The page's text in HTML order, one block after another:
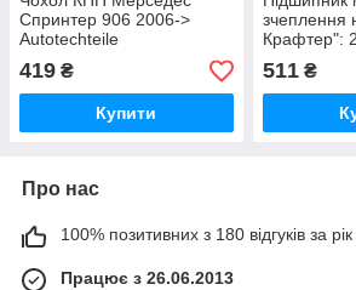
Спринтер 906 2006->
Autotechteile
(Німеччина)1002602
419 ₴
Купити
зчеплення
Крафтер":
SACHS
1863869012
511₴
Про нас
100% позитивних з 180 відгуків за рік
Працює з 26.06.2013